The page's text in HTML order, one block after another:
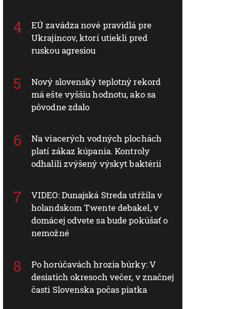
EÚ zavádza nové pravidlá pre
Ukrajincov, ktorí utiekli pred
ruskou agresiou
Nový slovenský teplotný rekord
má ešte vyššiu hodnotu, ako sa
pôvodne zdalo
Na viacerých vodných plochách
platí zákaz kúpania. Kontroly
odhalili zvýšený výskyt baktérií
VIDEO: Dunajská Streda utŕžila v
holandskom Twente debakel, v
domácej odvete sa bude pokúšať o
nemožné
Po horúčavách hrozia búrky: V
desiatich okresoch večer, v značnej
časti Slovenska počas piatka